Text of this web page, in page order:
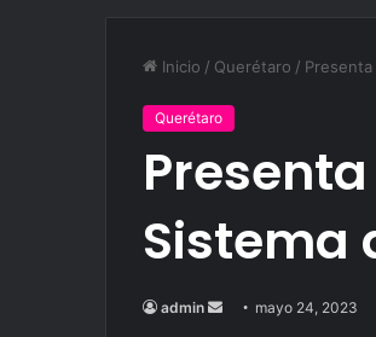
Inicio / Querétaro /
Querétaro
Presenta
Sistema
admin
Send mayo 24, 2023